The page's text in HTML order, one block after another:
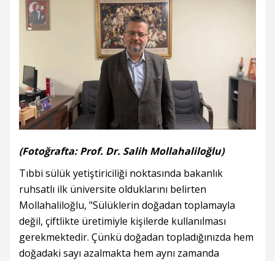
(Fotoğrafta: Prof. Dr. Salih Mollahaliloğlu)
Tıbbi sülük yetiştiriciliği noktasında bakanlık
ruhsatlı ilk üniversite olduklarını belirten
Mollahaliloğlu, "Sülüklerin doğadan toplamayla
değil, çiftlikte üretimiyle kişilerde kullanılması
gerekmektedir. Çünkü doğadan topladığınızda hem
doğadaki sayı azalmakta hem aynı zamanda